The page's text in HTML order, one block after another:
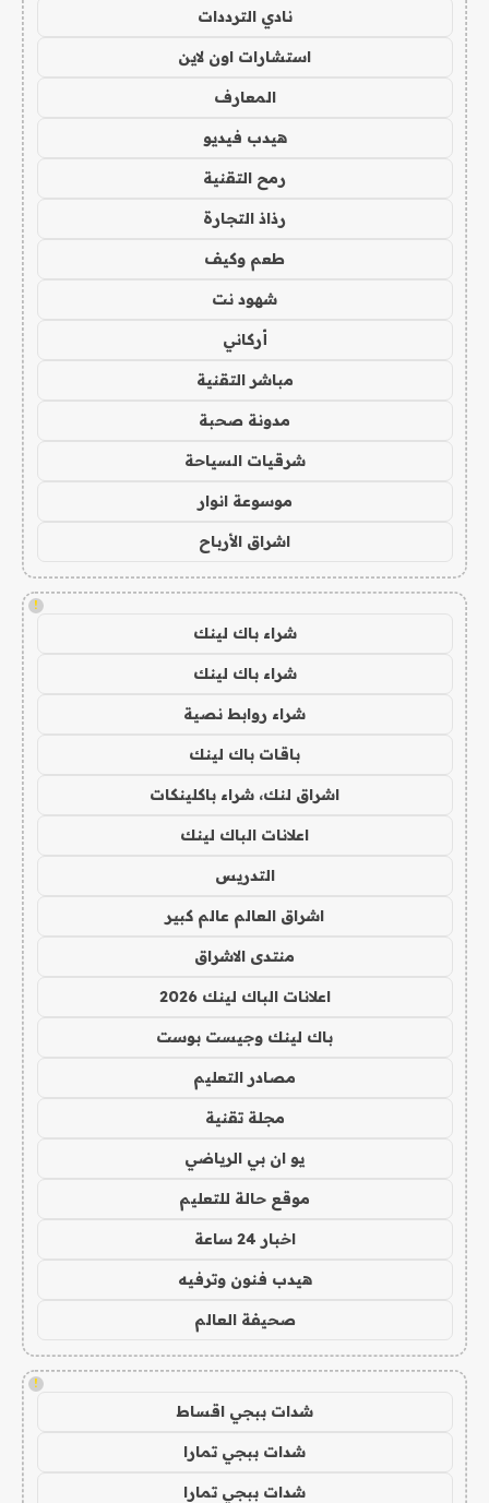
نادي الترددات
استشارات اون لاين
المعارف
هيدب فيديو
رمح التقنية
رذاذ التجارة
طعم وكيف
شهود نت
أركاني
مباشر التقنية
مدونة صحبة
شرقيات السياحة
موسوعة انوار
اشراق الأرباح
!
شراء باك لينك
شراء باك لينك
شراء روابط نصية
باقات باك لينك
اشراق لنك، شراء باكلينكات
اعلانات الباك لينك
التدريس
اشراق العالم عالم كبير
منتدى الاشراق
اعلانات الباك لينك 2026
باك لينك وجيست بوست
مصادر التعليم
مجلة تقنية
يو ان بي الرياضي
موقع حالة للتعليم
اخبار 24 ساعة
هيدب فنون وترفيه
صحيفة العالم
!
شدات ببجي اقساط
شدات ببجي تمارا
شدات ببجي تمارا